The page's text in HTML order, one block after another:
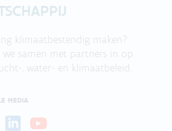
klimaatbestendig maken?
samen met partners in op
, water- en klimaatbeleid.
MEDIA